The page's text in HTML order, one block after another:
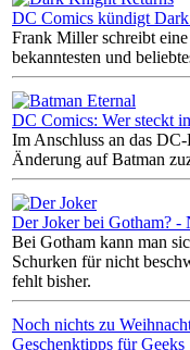
DC Comics kündigt
Frank Miller schreibt
bekanntesten und
DC Comics: Wer steckt
Im Anschluss an das
Änderung auf Batman
Der Joker bei Gotham? -
Bei Gotham kann man
Schurken für nicht
fehlt bisher.
Noch nichts zu
Geschenktipps für Geeks